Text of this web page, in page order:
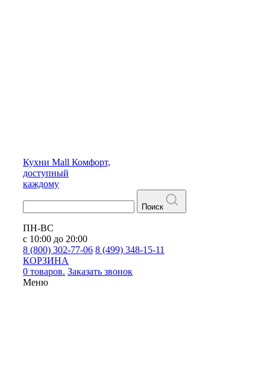
Кухни Mall Комфорт,
доступный
каждому
Поиск
ПН-ВС
с 10:00 до 20:00
8 (800) 302-77-06 8 (499) 348-15-11
КОРЗИНА
0 товаров. Заказать звонок
Меню